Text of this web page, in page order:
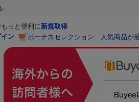
もっと便利に新規取得
イン
ボーナスセレクション 人気商品が